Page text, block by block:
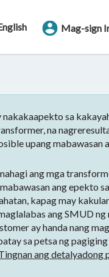
Mag-sign
sa
na
upang mabawasan
ang mga
ang epekto sa
kapag may
ang SMUD ng
ay handa nang
sa petsa ng pagiging
ang detalyadong